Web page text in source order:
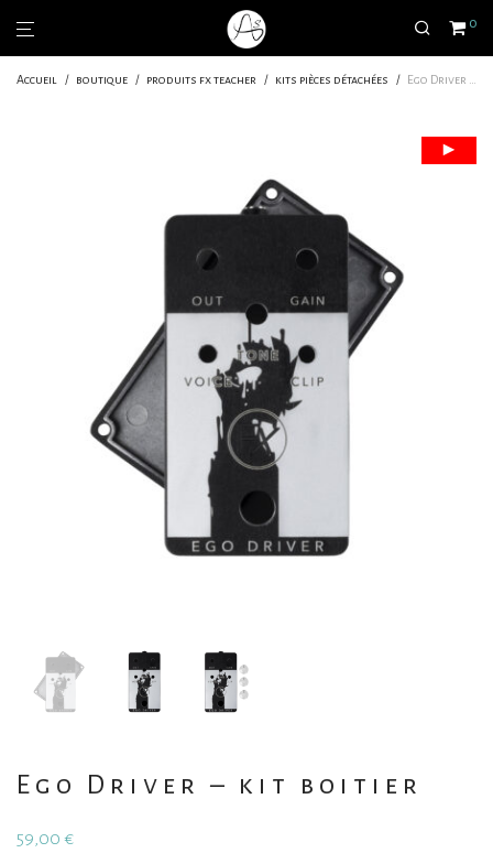
0
Accueil / boutique / produits fx teacher / kits pièces détachées / Ego Driver – kit boitier
Ego Driver – kit boitier
59,00 €